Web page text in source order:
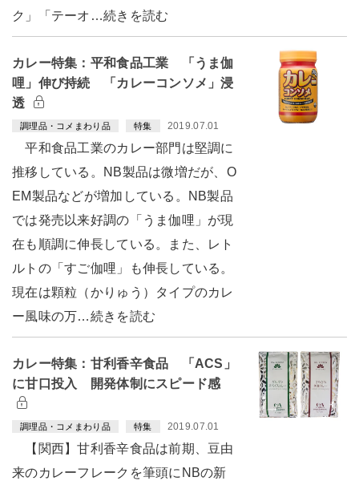
ク」「テーオ…続きを読む
カレー特集：平和食品工業 「うま伽
哩」伸び持続 「カレーコンソメ」浸
透
調理品・コメまわり品 特集 2019.07.01
平和食品工業のカレー部門は堅調に
推移している。NB製品は微増だが、O
EM製品などが増加している。NB製品
では発売以来好調の「うま伽哩」が現
在も順調に伸長している。また、レト
ルトの「すご伽哩」も伸長している。
現在は顆粒（かりゅう）タイプのカレ
ー風味の万…続きを読む
カレー特集：甘利香辛食品 「ACS」
に甘口投入 開発体制にスピード感
調理品・コメまわり品 特集 2019.07.01
【関西】甘利香辛食品は前期、豆由
来のカレーフレークを筆頭にNBの新